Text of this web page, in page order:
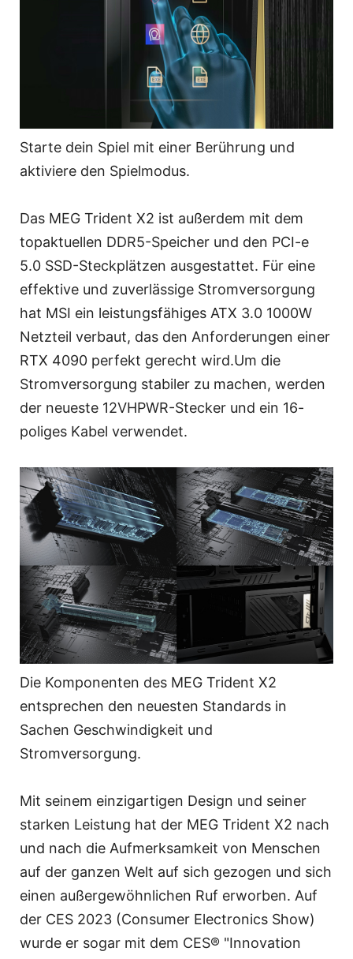
Starte dein Spiel mit einer Berührung und
aktiviere den Spielmodus.
Das MEG Trident X2 ist außerdem mit dem
topaktuellen DDR5-Speicher und den PCI-e
5.0 SSD-Steckplätzen ausgestattet. Für eine
effektive und zuverlässige Stromversorgung
hat MSI ein leistungsfähiges ATX 3.0 1000W
Netzteil verbaut, das den Anforderungen einer
RTX 4090 perfekt gerecht wird.Um die
Stromversorgung stabiler zu machen, werden
der neueste 12VHPWR-Stecker und ein 16-
poliges Kabel verwendet.
Die Komponenten des MEG Trident X2
entsprechen den neuesten Standards in
Sachen Geschwindigkeit und
Stromversorgung.
Mit seinem einzigartigen Design und seiner
starken Leistung hat der MEG Trident X2 nach
und nach die Aufmerksamkeit von Menschen
auf der ganzen Welt auf sich gezogen und sich
einen außergewöhnlichen Ruf erworben. Auf
der CES 2023 (Consumer Electronics Show)
wurde er sogar mit dem CES® "Innovation